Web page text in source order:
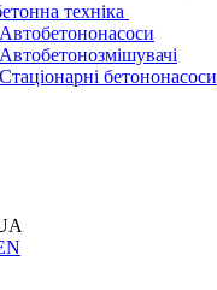
техніка
Автобетононасоси
Автобетонозмішувачі
Стаціонарні бетононасоси